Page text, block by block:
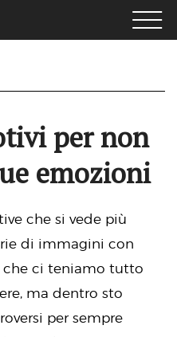
per non
emozioni
che si vede più
di immagini con
che ci teniamo tutto
ma dentro sto
per sempre